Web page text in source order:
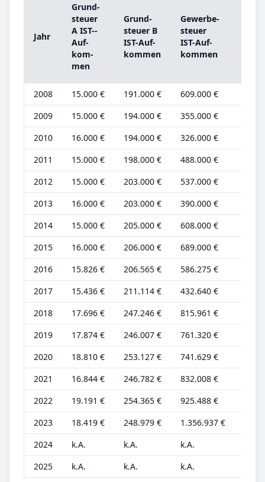
Jahr
Grund­
steu­er
A IST-­
Auf­
kom­
men
Grund­
steu­er B
IST-­Auf­
kom­men
Ge­wer­be­
steu­er
IST-­Auf­
kom­men
2008 15.000 € 191.000 € 609.000 €
2009
15.000 € 194.000 € 355.000 €
2010
16.000 € 194.000 € 326.000 €
2011
15.000 € 198.000 € 488.000 €
2012
15.000 € 203.000 € 537.000 €
2013
16.000 € 203.000 € 390.000 €
2014
15.000 € 205.000 € 608.000 €
2015
16.000 € 206.000 € 689.000 €
2016
15.826 € 206.565 € 586.275 €
2017
15.436 € 211.114 € 432.640 €
2018
17.696 € 247.246 € 815.961 €
2019
17.874 € 246.007 € 761.320 €
2020
18.810 € 253.127 € 741.629 €
2021
16.844 € 246.782 € 832.008 €
2022
19.191 € 254.365 € 925.488 €
2023
18.419 € 248.979 € 1.356.937 €
2024
k.A. k.A. k.A.
2025
k.A. k.A. k.A.